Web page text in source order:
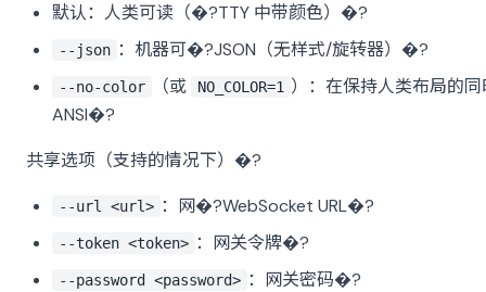
默认：人类可读（�?TTY 中带颜色）�?
--json ：机器可�?JSON（无样式/旋转器）�?
--no-color （或 NO_COLOR=1 ）：在保持人类布局的
ANSI�?
共享选项（支持的情况下）�?
--url <url> ：网�?WebSocket URL�?
--token <token> ：网关令牌�?
--password <password> ：网关密码�?